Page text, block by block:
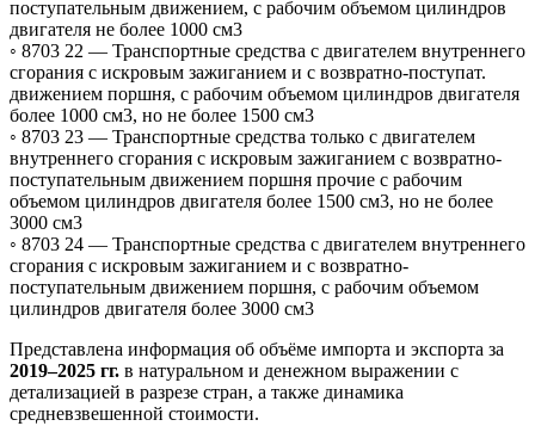
поступательным движением, с рабочим объемом цилиндров
двигателя не более 1000 см3
◦ 8703 22 — Транспортные средства с двигателем внутреннего
сгорания с искровым зажиганием и с возвратно-поступат.
движением поршня, с рабочим объемом цилиндров двигателя
более 1000 см3, но не более 1500 см3
◦ 8703 23 — Транспортные средства только с двигателем
внутреннего сгорания с искровым зажиганием с возвратно-
поступательным движением поршня прочие с рабочим
объемом цилиндров двигателя более 1500 см3, но не более
3000 см3
◦ 8703 24 — Транспортные средства с двигателем внутреннего
сгорания с искровым зажиганием и с возвратно-
поступательным движением поршня, с рабочим объемом
цилиндров двигателя более 3000 см3
Представлена информация об объёме импорта и экспорта за
2019–2025 гг. в натуральном и денежном выражении с
детализацией в разрезе стран, а также динамика
средневзвешенной стоимости.